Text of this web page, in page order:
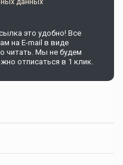
это удобно! Все
на E-mail в виде
читать. Мы не будем
отписаться в 1 клик.